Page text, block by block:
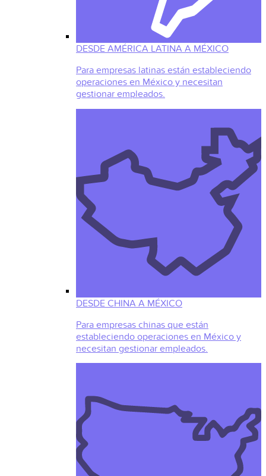
DESDE AMÉRICA LATINA A MÉXICO
Para empresas latinas están estableciendo
operaciones en México y necesitan
gestionar empleados.
DESDE CHINA A MÉXICO
Para empresas chinas que están
estableciendo operaciones en México y
necesitan gestionar empleados.